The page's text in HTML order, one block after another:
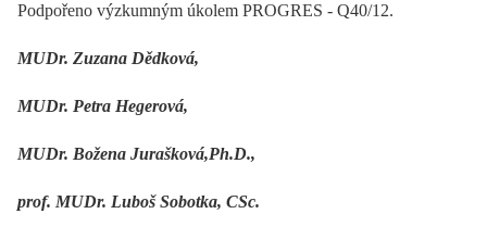
Podpořeno výzkumným úkolem PROGRES -⁠ Q40/12.
MUDr. Zuzana Dědková,
MUDr. Petra Hegerová,
MUDr. Božena Jurašková,Ph.D.,
prof. MUDr. Luboš Sobotka, CSc.